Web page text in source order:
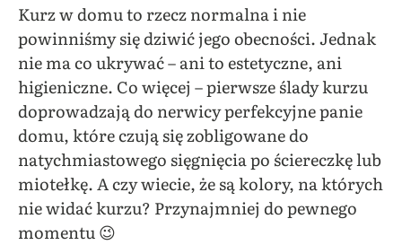
Kurz w domu to rzecz normalna i nie
powinniśmy się dziwić jego obecności. Jednak
nie ma co ukrywać – ani to estetyczne, ani
higieniczne. Co więcej – pierwsze ślady kurzu
doprowadzają do nerwicy perfekcyjne panie
domu, które czują się zobligowane do
natychmiastowego sięgnięcia po ściereczkę lub
miotełkę. A czy wiecie, że są kolory, na których
nie widać kurzu? Przynajmniej do pewnego
momentu 😉